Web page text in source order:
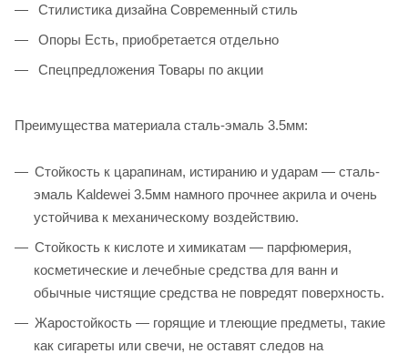
Стилистика дизайна Современный стиль
Опоры Есть, приобретается отдельно
Спецпредложения Товары по акции
Преимущества материала сталь-эмаль 3.5мм:
Стойкость к царапинам, истиранию и ударам — сталь-
эмаль Kaldewei 3.5мм намного прочнее акрила и очень
устойчива к механическому воздействию.
Стойкость к кислоте и химикатам — парфюмерия,
косметические и лечебные средства для ванн и
обычные чистящие средства не повредят поверхность.
Жаростойкость — горящие и тлеющие предметы, такие
как сигареты или свечи, не оставят следов на